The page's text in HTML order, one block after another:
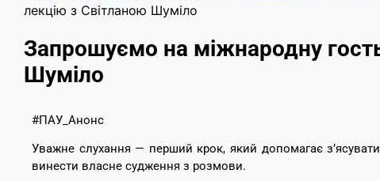
лекцію з Світланою Шуміло
Запрошуємо на міжнародну
Шуміло
#ПАУ_Анонс
Уважне слухання — перший крок, який допомагає
винести власне судження з розмови.